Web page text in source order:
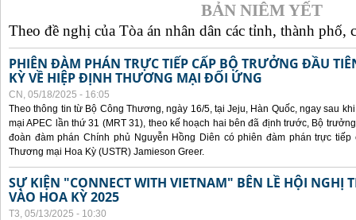
BẢN NIÊM YẾT
Theo đề nghị của Tòa án nhân dân các tỉnh, thành phố,
PHIÊN ĐÀM PHÁN TRỰC TIẾP CẤP BỘ TRƯỞNG ĐẦU
KỲ VỀ HIỆP ĐỊNH THƯƠNG MẠI ĐỐI ỨNG
CN, 05/18/2025 - 16:05
Theo thông tin từ Bộ Công Thương, ngày 16/5, tại Jeju, Hàn Quốc, ngay sau
mại APEC lần thứ 31 (MRT 31), theo kế hoạch hai bên đã định trước, Bộ
đoàn đàm phán Chính phủ Nguyễn Hồng Diên có phiên đàm phán trực
Thương mại Hoa Kỳ (USTR) Jamieson Greer.
SỰ KIỆN "CONNECT WITH VIETNAM" BÊN LỀ HỘI
VÀO HOA KỲ 2025
T3, 05/13/2025 - 10:30